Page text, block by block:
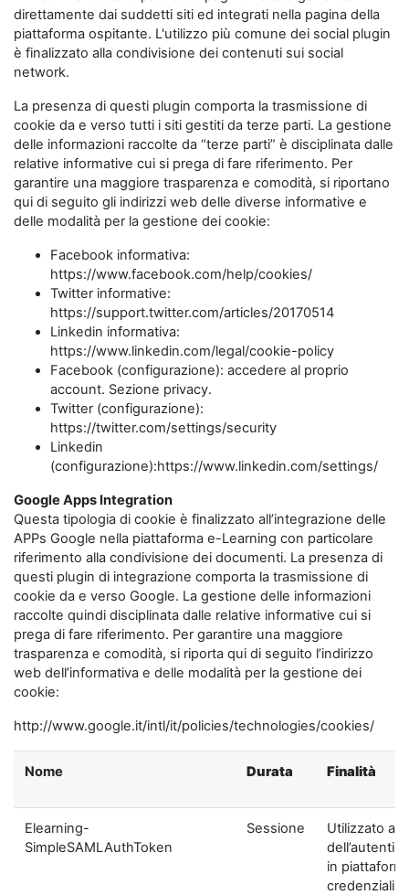
direttamente dai suddetti siti ed integrati nella pagina della
piattaforma ospitante. L'utilizzo più comune dei social plugin
è finalizzato alla condivisione dei contenuti sui social
network.
La presenza di questi plugin comporta la trasmissione di
cookie da e verso tutti i siti gestiti da terze parti. La gestione
delle informazioni raccolte da “terze parti” è disciplinata dalle
relative informative cui si prega di fare riferimento. Per
garantire una maggiore trasparenza e comodità, si riportano
qui di seguito gli indirizzi web delle diverse informative e
delle modalità per la gestione dei cookie:
Facebook informativa:
https://www.facebook.com/help/cookies/
Twitter informative:
https://support.twitter.com/articles/20170514
Linkedin informativa:
https://www.linkedin.com/legal/cookie-policy
Facebook (configurazione): accedere al proprio
account. Sezione privacy.
Twitter (configurazione):
https://twitter.com/settings/security
Linkedin
(configurazione):https://www.linkedin.com/settings/
Google Apps Integration
Questa tipologia di cookie è finalizzato all’integrazione delle
APPs Google nella piattaforma e-Learning con particolare
riferimento alla condivisione dei documenti. La presenza di
questi plugin di integrazione comporta la trasmissione di
cookie da e verso Google. La gestione delle informazioni
raccolte quindi disciplinata dalle relative informative cui si
prega di fare riferimento. Per garantire una maggiore
trasparenza e comodità, si riporta qui di seguito l’indirizzo
web dell’informativa e delle modalità per la gestione dei
cookie:
http://www.google.it/intl/it/policies/technologies/cookies/
Nome Durata Finalità
Elearning-
SimpleSAMLAuthToken
Sessione
Utilizzato ai
in
credenziali di